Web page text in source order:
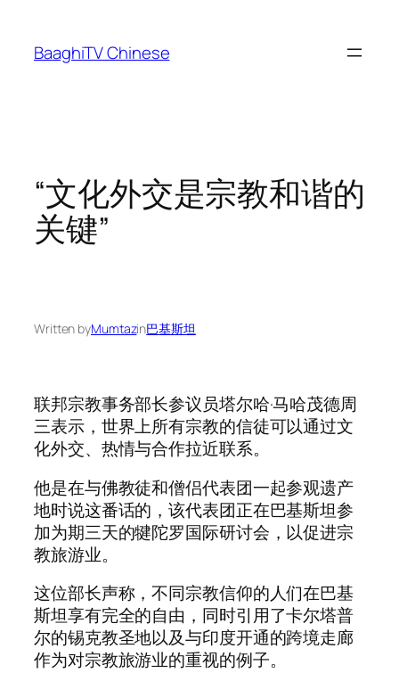
content
BaaghiTV Chinese
“文化外交是宗教和谐的
关键”
Written byMumtazin巴基斯坦
联邦宗教事务部长参议员塔尔哈·马哈茂德周
三表示，世界上所有宗教的信徒可以通过文
化外交、热情与合作拉近联系。
他是在与佛教徒和僧侣代表团一起参观遗产
地时说这番话的，该代表团正在巴基斯坦参
加为期三天的犍陀罗国际研讨会，以促进宗
教旅游业。
这位部长声称，不同宗教信仰的人们在巴基
斯坦享有完全的自由，同时引用了卡尔塔普
尔的锡克教圣地以及与印度开通的跨境走廊
作为对宗教旅游业的重视的例子。